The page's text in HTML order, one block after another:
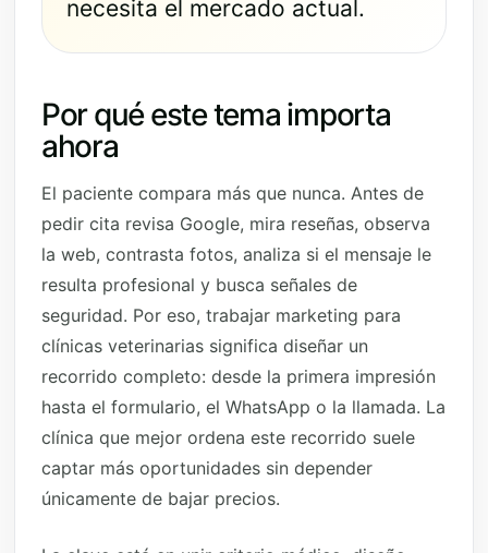
necesita el mercado actual.
Por qué este tema importa
ahora
El paciente compara más que nunca. Antes de
pedir cita revisa Google, mira reseñas, observa
la web, contrasta fotos, analiza si el mensaje le
resulta profesional y busca señales de
seguridad. Por eso, trabajar marketing para
clínicas veterinarias significa diseñar un
recorrido completo: desde la primera impresión
hasta el formulario, el WhatsApp o la llamada. La
clínica que mejor ordena este recorrido suele
captar más oportunidades sin depender
únicamente de bajar precios.